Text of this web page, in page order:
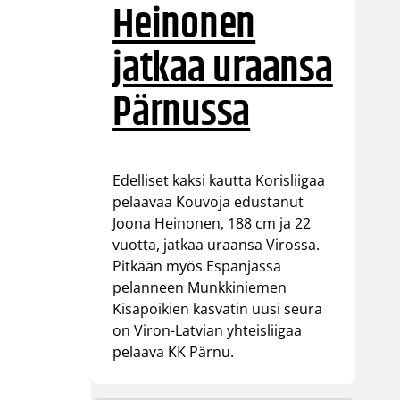
Heinonen
jatkaa uraansa
Pärnussa
Edelliset kaksi kautta Korisliigaa
pelaavaa Kouvoja edustanut
Joona Heinonen, 188 cm ja 22
vuotta, jatkaa uraansa Virossa.
Pitkään myös Espanjassa
pelanneen Munkkiniemen
Kisapoikien kasvatin uusi seura
on Viron-Latvian yhteisliigaa
pelaava KK Pärnu.